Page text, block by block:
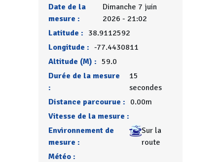
Date de la
mesure :
Dimanche 7 juin
2026 - 21:02
Latitude : 38.9112592
Longitude : -77.4430811
Altitude (M) : 59.0
Durée de la mesure
:
15
secondes
Distance parcourue : 0.00m
Vitesse de la mesure :
Environnement de
mesure :
Sur la
route
Météo :